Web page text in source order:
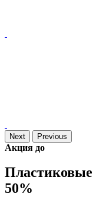
Next Previous
Акция до
Пластиковые
50%